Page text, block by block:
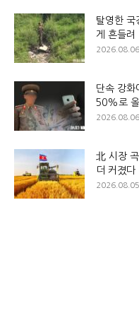
탈영한
게 흔들려
단속 강화
50%로 올
北 시장
더 커졌다